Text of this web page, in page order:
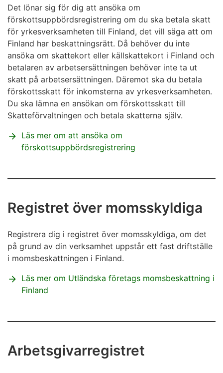
Det lönar sig för dig att ansöka om
förskottsuppbördsregistrering om du ska betala skatt
för yrkesverksamheten till Finland, det vill säga att om
Finland har beskattningsrätt. Då behöver du inte
ansöka om skattekort eller källskattekort i Finland och
betalaren av arbetsersättningen behöver inte ta ut
skatt på arbetsersättningen. Däremot ska du betala
förskottsskatt för inkomsterna av yrkesverksamheten.
Du ska lämna en ansökan om förskottsskatt till
Skatteförvaltningen och betala skatterna själv.
Läs mer om att ansöka om
förskottsuppbördsregistrering
Registret över momsskyldiga
Registrera dig i registret över momsskyldiga, om det
på grund av din verksamhet uppstår ett fast driftställe
i momsbeskattningen i Finland.
Läs mer om Utländska företags momsbeskattning i
Finland
Arbetsgivarregistret